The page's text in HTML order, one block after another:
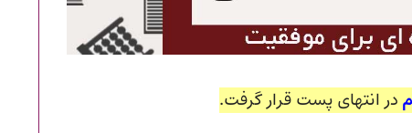
در انتهای پست قرار گرفت.